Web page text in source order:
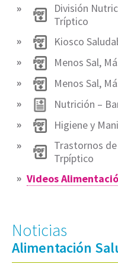
División
Tríptico
Kiosco
Menos Sal,
Menos Sal,
Nutrición –
Higiene y
Trastornos
Trpíptico
Videos
Noticias
Alimentación